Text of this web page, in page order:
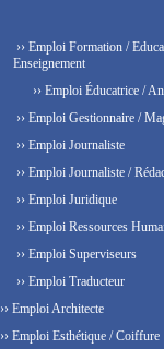
›› Emploi Formation /
Enseignement
›› Emploi Éducatrice /
›› Emploi Gestionnaire /
›› Emploi Journaliste
›› Emploi Journaliste /
›› Emploi Juridique
›› Emploi Ressources
›› Emploi Superviseurs
›› Emploi Traducteur
›› Emploi Architecte
›› Emploi Esthétique / Coiffure